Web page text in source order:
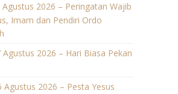
Agustus 2026 – Peringatan Wajib
Imam dan Pendiri Ordo
Agustus 2026 – Hari Biasa Pekan
Agustus 2026 – Pesta Yesus